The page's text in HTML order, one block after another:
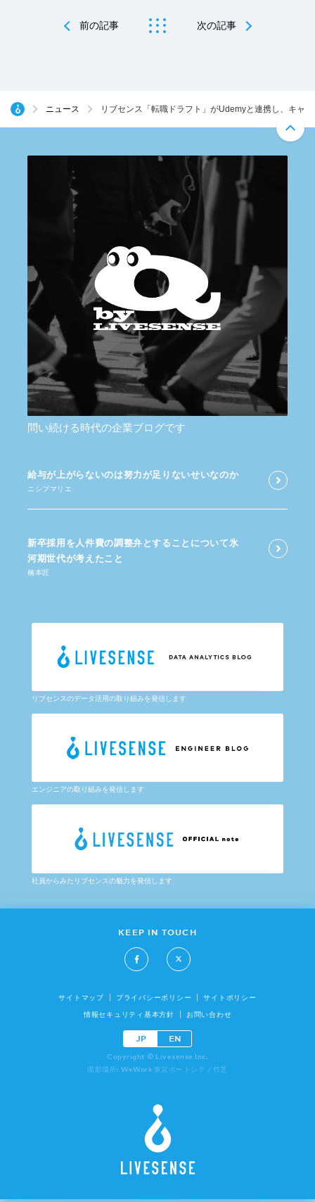
前の記事 次の記事
ニュース リブセンス「転職ドラフト」がUdemyと連携し、キャ
問い続ける時代の企業ブログです
給与が​上がらないのは​努力が​足りないせいなのか
ニシブマリエ
新卒採用を​人件費の​調整弁と​する​ことに​ついて​氷
河期世代が​考えた​こと
楠本匠
リブセンスのデータ活用の取り組みを発信します
エンジニアの取り組みを発信します
社員からみたリブセンスの魅力を発信します
KEEP IN TOUCH
サイトマップ プライバシーポリシー サイトポリシー
情報セキュリティ基本方針 お問い合わせ
JP EN
Copyright © Livesense Inc.
撮影場所: WeWork 東京ポートシティ竹芝